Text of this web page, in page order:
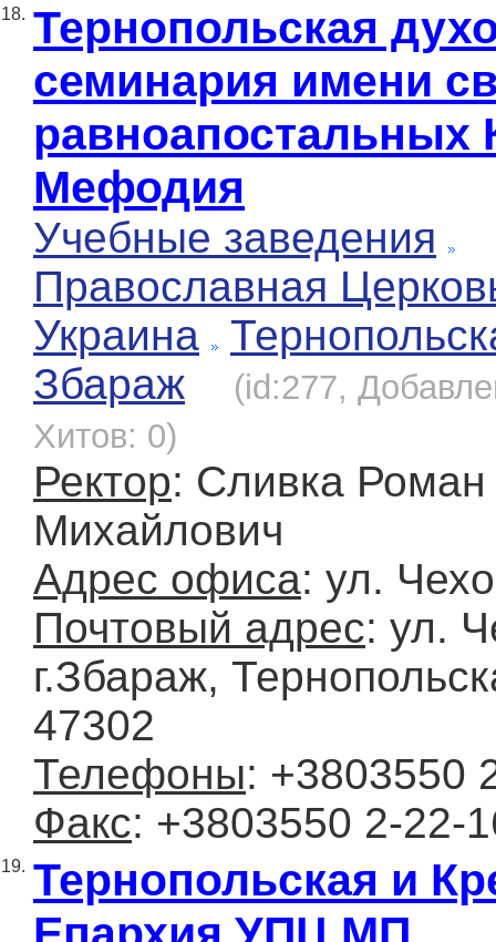
18. Тернопольская
семинария имени
равноапостальных
Мефодия
Учебные заведения
Православная
Украина
Збараж
(id:277,
Хитов: 0)
Ректор: Сливка Роман
Михайлович
Адрес офиса: ул.
Почтовый адрес: ул.
г.Збараж,
47302
Телефоны: +3803550
Факс: +3803550 2-22-
19. Тернопольская и